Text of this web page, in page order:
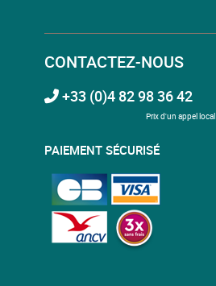
CONTACTEZ-NOUS
+33 (0)4 82 98 36 42
Prix d'un appel local
PAIEMENT SÉCURISÉ